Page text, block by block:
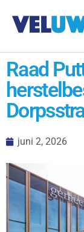
Raad
juni 2, 2026